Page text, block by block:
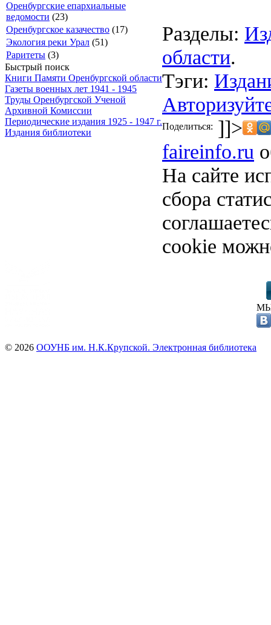
Оренбургские епархиальные
ведомости (23)
Оренбургское казачество (17)
Экология реки Урал (51)
Раритеты (3)
Быстрый поиск
Книги Памяти Оренбургской области
Газеты военных лет 1941 - 1945
Труды Оренбургской Ученой
Архивной Комиссии
Периодические издания 1925 - 1947 г.
Издания библиотеки
Разделы:
области.
Тэги:
Поделиться: ]]>
faireinfo.ru
На сайте
сбора
cookie
© 2026 ООУНБ им. Н.К.Крупской. Электронная библиотека